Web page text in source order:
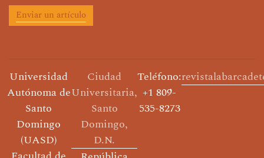
Enviar un artículo
Universidad
Autónoma de
Santo
Domingo
(UASD)
Ciudad
Universitaria,
Santo
Domingo,
D.N.
Teléfono:
+1 809-
535-8273